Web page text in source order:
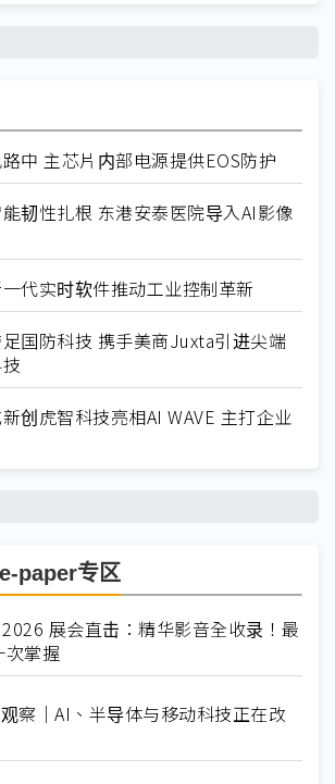
中 主芯片内部电源提供EOS防护
韧性扎根 东港安泰医院导入AI影像
代实时软件推动工业控制革新
国防科技 携手美商Juxta引进尖端
创虎智科技亮相AI WAVE 主打企业
paper专区
展会直击：精华影音全收录！最
次掌握
察｜AI、半导体与移动科技正在改